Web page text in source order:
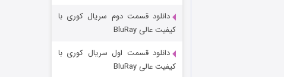
دانلود قسمت دوم سریال کوری با
کیفیت عالی BluRay
دانلود قسمت اول سریال کوری با
کیفیت عالی BluRay